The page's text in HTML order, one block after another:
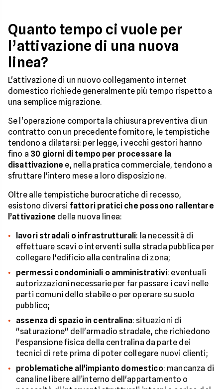
Quanto tempo ci vuole per
l’attivazione di una nuova
linea?
L'attivazione di un nuovo collegamento internet
domestico richiede generalmente più tempo rispetto a
una semplice migrazione.
Se l'operazione comporta la chiusura preventiva di un
contratto con un precedente fornitore, le tempistiche
tendono a dilatarsi: per legge, i vecchi gestori hanno
fino a 30 giorni di tempo per processare la
disattivazione e, nella pratica commerciale, tendono a
sfruttare l'intero mese a loro disposizione.
Oltre alle tempistiche burocratiche di recesso,
esistono diversi fattori pratici che possono rallentare
l’attivazione della nuova linea:
lavori stradali o infrastrutturali: la necessità di
effettuare scavi o interventi sulla strada pubblica per
collegare l'edificio alla centralina di zona;
permessi condominiali o amministrativi: eventuali
autorizzazioni necessarie per far passare i cavi nelle
parti comuni dello stabile o per operare su suolo
pubblico;
assenza di spazio in centralina: situazioni di
"saturazione" dell'armadio stradale, che richiedono
l'espansione fisica della centralina da parte dei
tecnici di rete prima di poter collegare nuovi clienti;
problematiche all'impianto domestico: mancanza di
canaline libere all'interno dell'appartamento o